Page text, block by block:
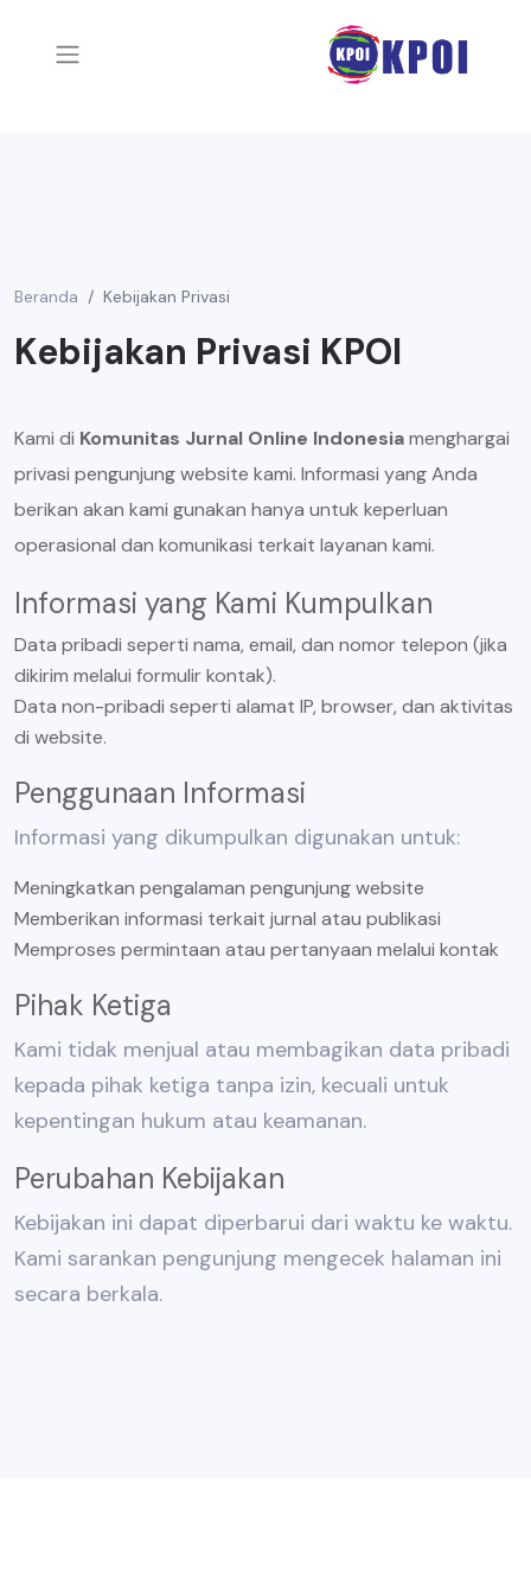
Beranda Kebijakan Privasi
Kebijakan Privasi KPOI
Kami di Komunitas Jurnal Online Indonesiamenghargai
privasi pengunjung website kami. Informasi yang Anda
berikan akan kami gunakan hanya untuk keperluan
operasional dan komunikasi terkait layanan kami.
Informasi yang Kami Kumpulkan
Data pribadi seperti nama, email, dan nomor telepon (jika
dikirim melalui formulir kontak).
Data non-pribadi seperti alamat IP, browser, dan aktivitas
di website.
Penggunaan Informasi
Informasi yang dikumpulkan digunakan untuk:
Meningkatkan pengalaman pengunjung website
Memberikan informasi terkait jurnal atau publikasi
Memproses permintaan atau pertanyaan melalui kontak
Pihak Ketiga
Kami tidak menjual atau membagikan data pribadi
kepada pihak ketiga tanpa izin, kecuali untuk
kepentingan hukum atau keamanan.
Perubahan Kebijakan
Kebijakan ini dapat diperbarui dari waktu ke waktu.
Kami sarankan pengunjung mengecek halaman ini
secara berkala.